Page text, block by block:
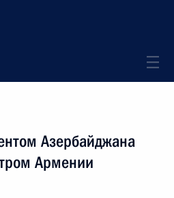
Азербайджана
Армении